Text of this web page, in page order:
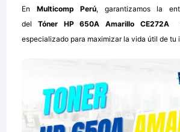
En Multicomp Perú, garantizamos la
del Tóner HP 650A Amarillo CE272A
especializado para maximizar la vida útil de tu